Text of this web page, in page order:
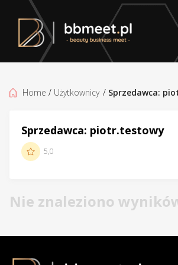
Home / Użytkownicy / Sprzedawca:
Sprzedawca: piotr.testowy
5,0
Nie znaleziono